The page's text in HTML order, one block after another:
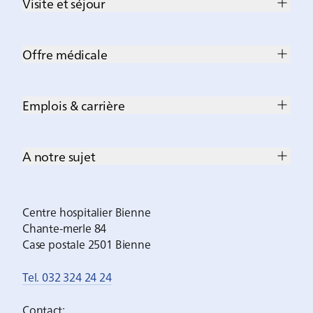
Offre médicale
Emplois & carrière
A notre sujet
Centre hospitalier Bienne
Chante-merle 84
Case postale 2501 Bienne
Tel. 032 324 24 24
Contact: